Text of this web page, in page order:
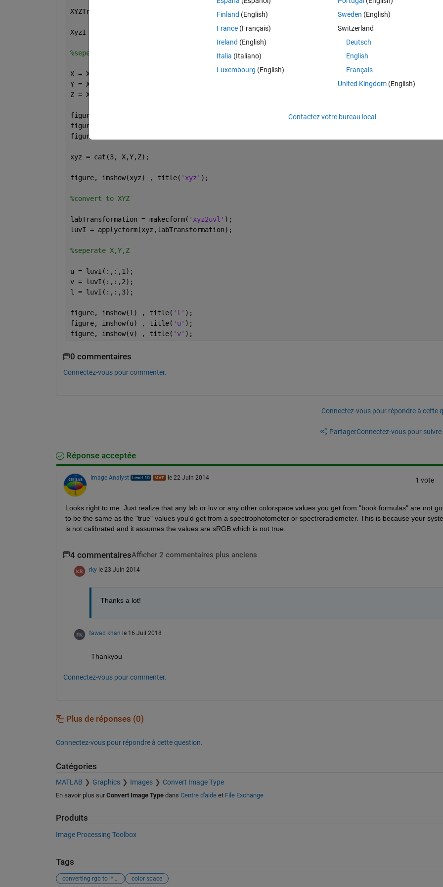
XYZTransformation = makecform( 'srgb2xyz');
XyzI = applycform(RgbI,XYZTransformation);
%seperate X,Y,Z
X = XyzI(:,:,1);
Y = XyzI(:,:,2);
Z = XyzI(:,:,3);
figure, imshow(X) , title(
figure, imshow(Y) , title(
figure, imshow(Z) , title(
xyz = cat(3, X,Y,Z);
figure, imshow(xyz) , title( 'xyz' );
%convert to XYZ
labTransformation = makecform( 'xyz2uvl' );
luvI = applycform(xyz,labTransformation);
%seperate X,Y,Z
u = luvI(:,:,1);
v = luvI(:,:,2);
l = luvI(:,:,3);
figure, imshow(l) , title( 'l' );
figure, imshow(u) , title( 'u' );
figure, imshow(v) , title( 'v' );
0 commentaires
Connectez-vous pour commenter.
Connectez-vous pour répondre à cette
PartagerConnectez-vous pour suivre
Réponse acceptée
Image Analyst le 22 Juin 2014 1 vote
Looks right to me. Just realize that any lab or luv or any other colorspace values you get from "book formulas" are not
to be the same as the "true" values you'd get from a spectrophotometer or spectroradiometer. This is because your
is not calibrated and it assumes the values are sRGB which is not true.
4 commentairesAfficher 2 commentaires plus anciens
rky le 23 Juin 2014
Thanks a lot!
fawad khan le 16 Juil 2018
Thankyou
Connectez-vous pour commenter.
Plus de réponses (0)
Connectez-vous pour répondre à cette question.
Catégories
MATLAB Graphics Images Convert Image Type
En savoir plus sur Convert Image Typedans Centre d'aideet File Exchange
Produits
Image Processing Toolbox
Tags
converting rgb to l*u*v* color space color space
Finland (English)
France (Français)
Ireland (English)
Italia (Italiano)
Luxembourg (English)
Sweden (English)
Switzerland
Deutsch
English
Français
United Kingdom(English)
Contactez votre bureau local